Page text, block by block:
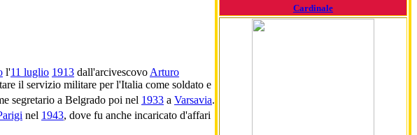
Cardinale
l'11 luglio 1913 dall'arcivescovo Arturo
il servizio militare per l'Italia come soldato e
segretario a Belgrado poi nel 1933 a Varsavia.
nel 1943, dove fu anche incaricato d'affari